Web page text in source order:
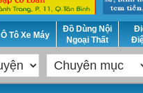
Ô Tô Xe Máy
Đồ Dùng Nội
Ngoại Thất